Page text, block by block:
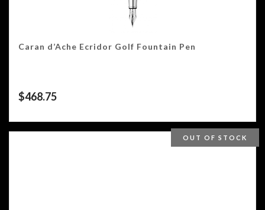
Caran d’Ache Ecridor Golf Fountain Pen
$468.75
OUT OF STOCK